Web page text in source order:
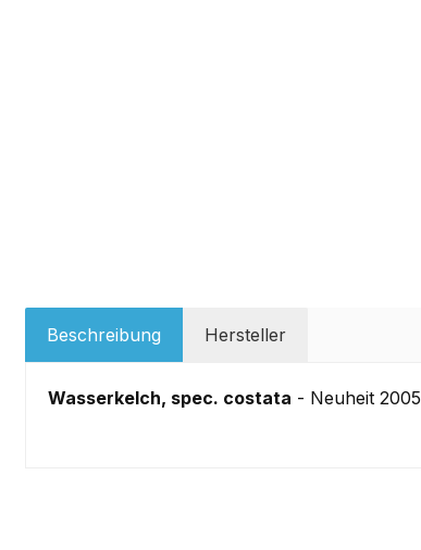
Beschreibung Hersteller
Wasserkelch, spec. costata - Neuheit 2005